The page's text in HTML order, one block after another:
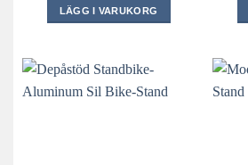
LÄGG I VARUKORG